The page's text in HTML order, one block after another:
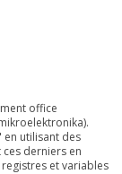
office
en utilisant des
derniers en
et variables